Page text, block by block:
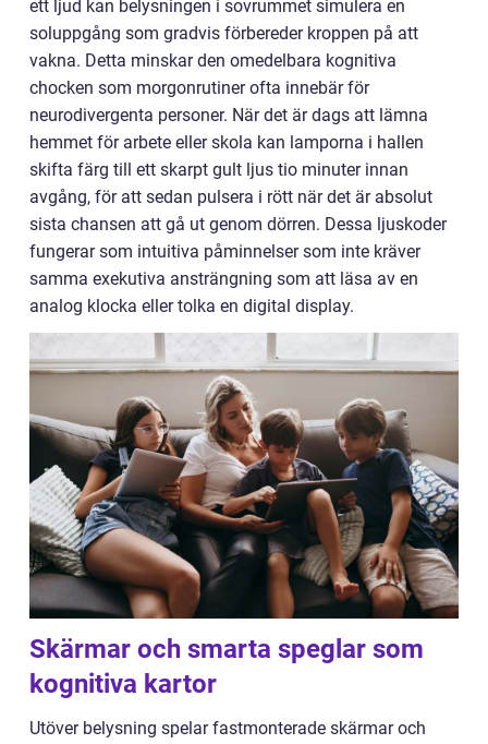
ett ljud kan belysningen i sovrummet simulera en
soluppgång som gradvis förbereder kroppen på att
vakna. Detta minskar den omedelbara kognitiva
chocken som morgonrutiner ofta innebär för
neurodivergenta personer. När det är dags att lämna
hemmet för arbete eller skola kan lamporna i hallen
skifta färg till ett skarpt gult ljus tio minuter innan
avgång, för att sedan pulsera i rött när det är absolut
sista chansen att gå ut genom dörren. Dessa ljuskoder
fungerar som intuitiva påminnelser som inte kräver
samma exekutiva ansträngning som att läsa av en
analog klocka eller tolka en digital display.
Skärmar och smarta speglar som
kognitiva kartor
Utöver belysning spelar fastmonterade skärmar och